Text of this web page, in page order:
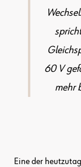
60 V
mehr
Eine der